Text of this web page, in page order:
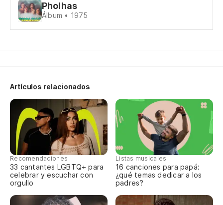
Pholhas
Álbum • 1975
Artículos relacionados
Recomendaciones
33 cantantes LGBTQ+ para
celebrar y escuchar con
orgullo
Listas musicales
16 canciones para papá:
¿qué temas dedicar a los
padres?